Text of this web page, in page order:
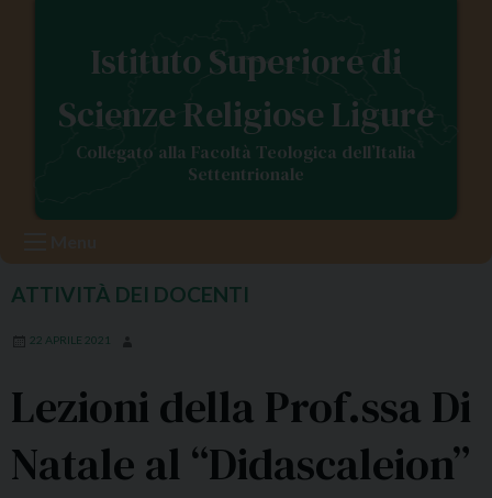
Istituto Superiore di
Scienze Religiose Ligure
Collegato alla Facoltà Teologica dell’Italia
Settentrionale
ATTIVITÀ DEI DOCENTI
22 APRILE 2021
Lezioni della Prof.ssa Di
Natale al “Didascaleion”